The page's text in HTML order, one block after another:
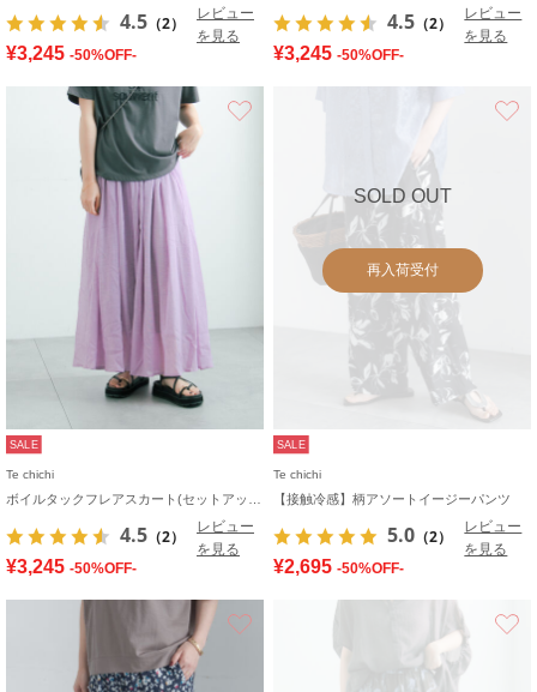
4.5 （2）
レビュー
を見る
¥3,245 -50%OFF-
4.5 （2）
レビュー
を見る
¥3,245 -50%OFF-
SALE
Te chichi
4.5 （2）
レビュー
を見る
¥3,245 -50%OFF-
SOLD OUT
再入荷受付
SALE
Te chichi
【接触冷感】柄アソートイージーパンツ
5.0 （2）
レビュー
を見る
¥2,695 -50%OFF-